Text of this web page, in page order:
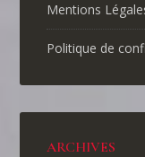
Mentions
Politique de
ARCHIVES